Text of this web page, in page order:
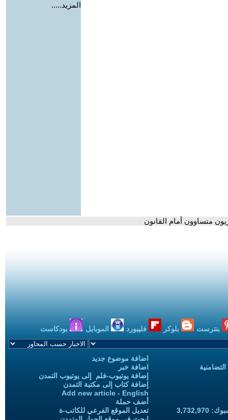
المزيد.....
متساوون أمام القانون
بنترست بلوكر فليبورد الموبايل بودكاست
اضافة موضوع جديد
اضافة خبر
إضافة يوتيوب-فلم إلى يوتيوب التمدن
إضافة كتاب إلى مكتبة التمدن
Add new article - English
أضف حملة
تعديل الموقع الفرعي للكاتب-ة